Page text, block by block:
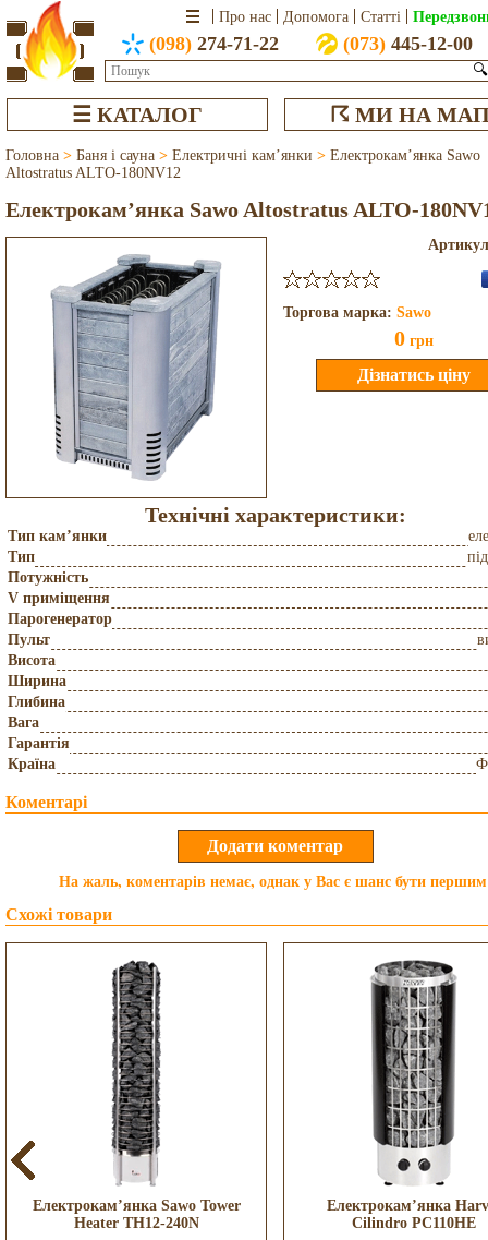
Про нас Допомога Статті
(098) 274-71-22 (073)445-12-00
🔍
☰ КАТАЛОГ ☈ МИ НА
Головна > Баня і сауна > Електричні кам’янки > Електрокам’янка Sawo
Altostratus ALTO-180NV12
Електрокам’янка Sawo Altostratus ALTO-
Торгова марка: Sawo
0 грн
Технічні характеристики:
Тип кам’янки
Тип
Потужність
V приміщення
Парогенератор
Пульт
Висота
Ширина
Глибина
Вага
Гарантія
Країна
Коментарі
На жаль, коментарів немає, однак у Вас є шанс бути
Схожі товари
Електрокам’янка Sawo Tower
Heater TH12-240N
Електрокам’янка
Cilindro PC110HE